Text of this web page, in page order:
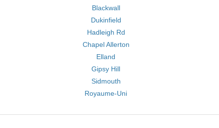
Blackwall
Dukinfield
Hadleigh Rd
Chapel Allerton
Elland
Gipsy Hill
Sidmouth
Royaume-Uni